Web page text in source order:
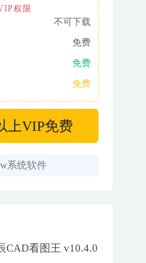
权限
不可下载
免费
免费
免费
上VIP免费
系统软件
CAD看图王 v10.4.0